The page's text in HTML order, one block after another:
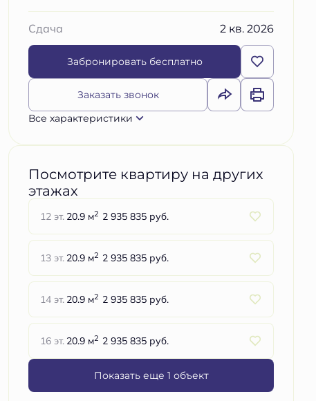
Сдача 2 кв. 2026
Забронировать бесплатно
Заказать звонок
Все характеристики
Посмотрите квартиру на других
этажах
12 эт. 20.9 м2 2 935 835 руб.
13 эт. 20.9 м2 2 935 835 руб.
14 эт. 20.9 м2 2 935 835 руб.
16 эт. 20.9 м2 2 935 835 руб.
Показать еще 1 объект